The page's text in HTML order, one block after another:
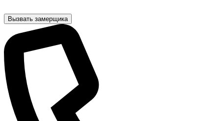
Вызвать замерщика